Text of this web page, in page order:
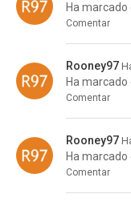
Ha
Comentar
Rooney97
Ha
Comentar
Rooney97
Ha
Comentar